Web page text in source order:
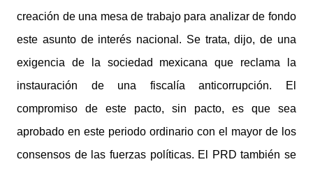
creación de una mesa de trabajo para analizar de fondo
este asunto de interés nacional. Se trata, dijo, de una
exigencia de la sociedad mexicana que reclama la
instauración de una fiscalía anticorrupción. El
compromiso de este pacto, sin pacto, es que sea
aprobado en este periodo ordinario con el mayor de los
consensos de las fuerzas políticas. El PRD también se